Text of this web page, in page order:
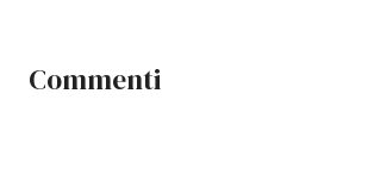
Commenti